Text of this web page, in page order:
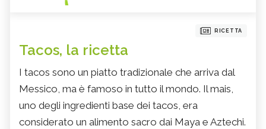
RICETTA
Tacos, la ricetta
I tacos sono un piatto tradizionale che arriva dal
Messico, ma è famoso in tutto il mondo. Il mais,
uno degli ingredienti base dei tacos, era
considerato un alimento sacro dai Maya e Aztechi.